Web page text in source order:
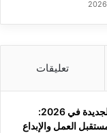
تعليقات
أدوات الذكاء الاصطناعي الجديدة في 2026:
العمل والإبداع